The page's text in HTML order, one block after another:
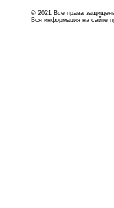
© 2021 Все права
Вся информация на сайте